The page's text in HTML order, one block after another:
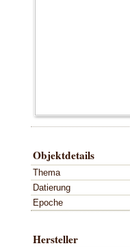
Objektdetails
Thema
Datierung
Epoche
Hersteller